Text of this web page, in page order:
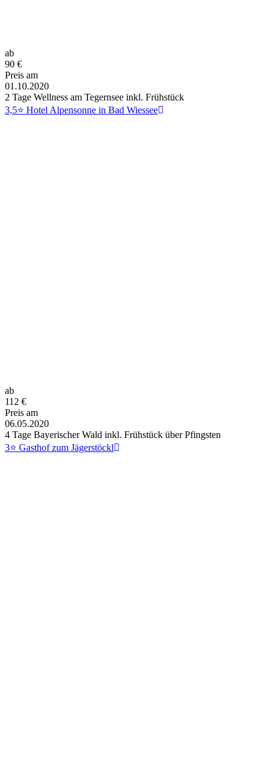
ab
90 €
Preis am
01.10.2020
2 Tage Wellness am Tegernsee inkl. Frühstück
3,5⭐ Hotel Alpensonne in Bad Wiessee
ab
112 €
Preis am
06.05.2020
4 Tage Bayerischer Wald inkl. Frühstück über Pfingsten
3⭐ Gasthof zum Jägerstöckl